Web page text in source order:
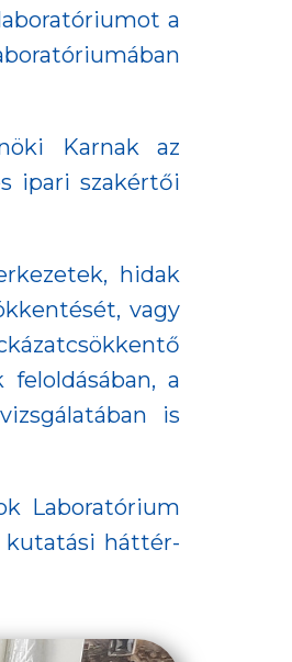
a
Karnak az
ipari szakértői
hidak
vagy
a
is
Laboratórium
kutatási háttér-